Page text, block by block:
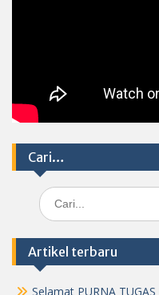
Cari…
Search
for:
Artikel terbaru
Selamat PURNA